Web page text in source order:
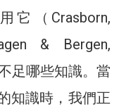
它（Crasborn,
& Bergen,
足哪些知識。當
知識時，我們正